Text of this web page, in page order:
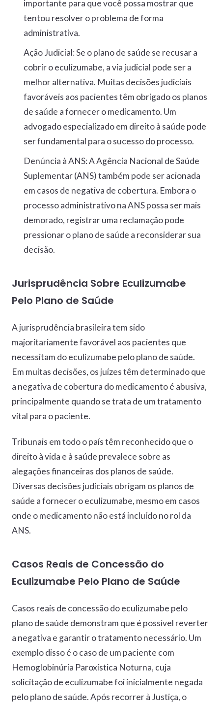
importante para que você possa mostrar que
tentou resolver o problema de forma
administrativa.
Ação Judicial:Se o plano de saúde se recusar a
cobrir o eculizumabe, a via judicial pode ser a
melhor alternativa. Muitas decisões judiciais
favoráveis aos pacientes têm obrigado os planos
de saúde a fornecer o medicamento. Um
advogado especializado em direito à saúde pode
ser fundamental para o sucesso do processo.
Denúncia à ANS:A Agência Nacional de Saúde
Suplementar (ANS) também pode ser acionada
em casos de negativa de cobertura. Embora o
processo administrativo na ANS possa ser mais
demorado, registrar uma reclamação pode
pressionar o plano de saúde a reconsiderar sua
decisão.
Jurisprudência Sobre Eculizumabe
Pelo Plano de Saúde
A jurisprudência brasileira tem sido
majoritariamente favorável aos pacientes que
necessitam do eculizumabe pelo plano de saúde.
Em muitas decisões, os juízes têm determinado que
a negativa de cobertura do medicamento é abusiva,
principalmente quando se trata de um tratamento
vital para o paciente.
Tribunais em todo o país têm reconhecido que o
direito à vida e à saúde prevalece sobre as
alegações financeiras dos planos de saúde.
Diversas decisões judiciais obrigam os planos de
saúde a fornecer o eculizumabe, mesmo em casos
onde o medicamento não está incluído no rol da
ANS.
Casos Reais de Concessão do
Eculizumabe Pelo Plano de Saúde
Casos reais de concessão do eculizumabe pelo
plano de saúde demonstram que é possível reverter
a negativa e garantir o tratamento necessário. Um
exemplo disso é o caso de um paciente com
Hemoglobinúria Paroxística Noturna, cuja
solicitação de eculizumabe foi inicialmente negada
pelo plano de saúde. Após recorrer à Justiça, o